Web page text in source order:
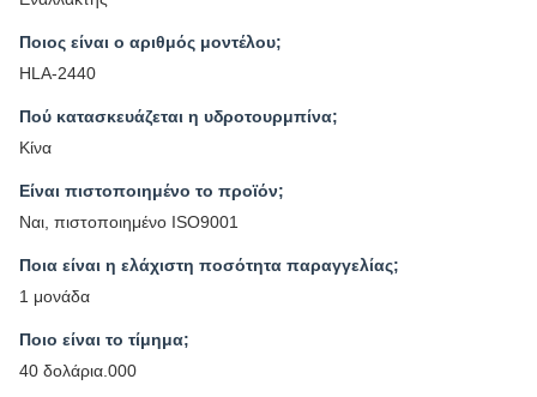
Ποιος είναι ο αριθμός μοντέλου;
HLA-2440
Πού κατασκευάζεται η υδροτουρμπίνα;
Κίνα
Είναι πιστοποιημένο το προϊόν;
Ναι, πιστοποιημένο ISO9001
Ποια είναι η ελάχιστη ποσότητα παραγγελίας;
1 μονάδα
Ποιο είναι το τίμημα;
40 δολάρια.000